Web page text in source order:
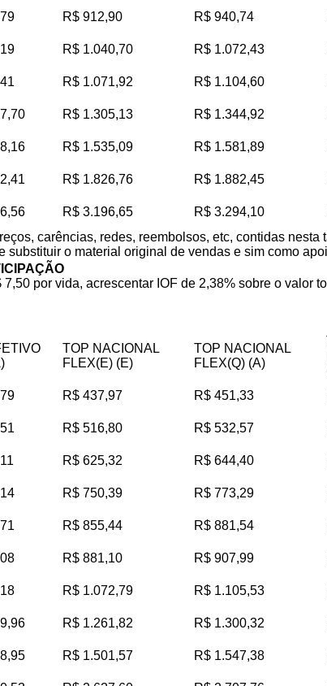
R$ 912,90 R$ 940,74
R$ 1.040,70 R$ 1.072,43
R$ 1.071,92 R$ 1.104,60
R$ 1.305,13 R$ 1.344,92
R$ 1.535,09 R$ 1.581,89
R$ 1.826,76 R$ 1.882,45
R$ 3.196,65 R$ 3.294,10
carências, redes, reembolsos, etc, contidas
substituir o material original de vendas e sim como
por vida, acrescentar IOF de 2,38% sobre o valor
TOP NACIONAL
FLEX(E) (E)
TOP NACIONAL
FLEX(Q) (A)
R$ 437,97 R$ 451,33
R$ 516,80 R$ 532,57
R$ 625,32 R$ 644,40
R$ 750,39 R$ 773,29
R$ 855,44 R$ 881,54
R$ 881,10 R$ 907,99
R$ 1.072,79 R$ 1.105,53
R$ 1.261,82 R$ 1.300,32
R$ 1.501,57 R$ 1.547,38